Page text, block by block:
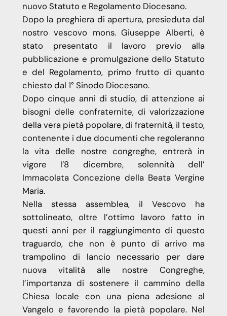
nuovo Statuto e Regolamento Diocesano.
Dopo la preghiera di apertura, presieduta dal
nostro vescovo mons. Giuseppe Alberti, è
stato presentato il lavoro previo alla
pubblicazione e promulgazione dello Statuto
e del Regolamento, primo frutto di quanto
chiesto dal 1° Sinodo Diocesano.
Dopo cinque anni di studio, di attenzione ai
bisogni delle confraternite, di valorizzazione
della vera pietà popolare, di fraternità, il testo,
contenente i due documenti che regoleranno
la vita delle nostre congreghe, entrerà in
vigore l’8 dicembre, solennità dell’
Immacolata Concezione della Beata Vergine
Maria.
Nella stessa assemblea, il Vescovo ha
sottolineato, oltre l’ottimo lavoro fatto in
questi anni per il raggiungimento di questo
traguardo, che non è punto di arrivo ma
trampolino di lancio necessario per dare
nuova vitalità alle nostre Congreghe,
l’importanza di sostenere il cammino della
Chiesa locale con una piena adesione al
Vangelo e favorendo la pietà popolare. Nel